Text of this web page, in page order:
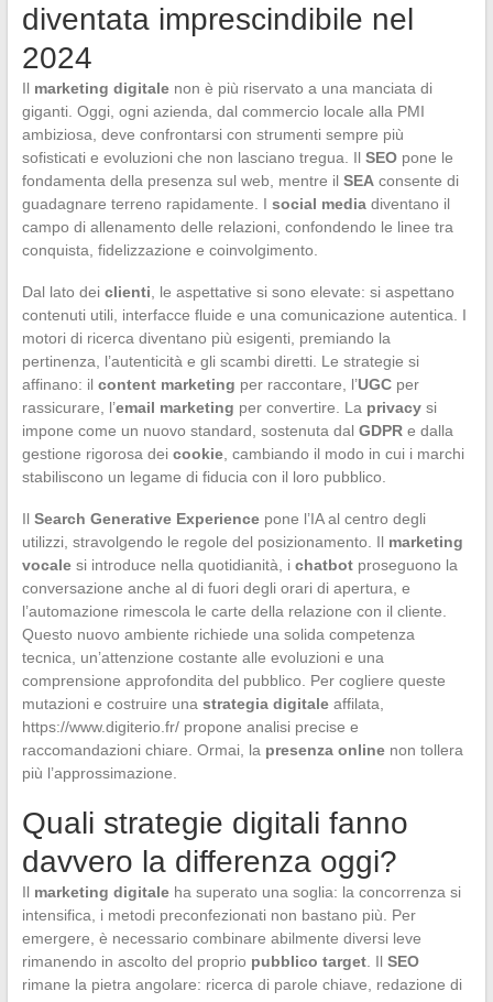
diventata imprescindibile nel
2024
Il marketing digitalenon è più riservato a una manciata di
giganti. Oggi, ogni azienda, dal commercio locale alla PMI
ambiziosa, deve confrontarsi con strumenti sempre più
sofisticati e evoluzioni che non lasciano tregua. Il SEOpone le
fondamenta della presenza sul web, mentre il SEAconsente di
guadagnare terreno rapidamente. I social mediadiventano il
campo di allenamento delle relazioni, confondendo le linee tra
conquista, fidelizzazione e coinvolgimento.
Dal lato dei clienti , le aspettative si sono elevate: si aspettano
contenuti utili, interfacce fluide e una comunicazione autentica. I
motori di ricerca diventano più esigenti, premiando la
pertinenza, l’autenticità e gli scambi diretti. Le strategie si
affinano: il content marketing per raccontare, l’UGCper
rassicurare, l’email marketing per convertire. La privacysi
impone come un nuovo standard, sostenuta dal GDPRe dalla
gestione rigorosa dei cookie, cambiando il modo in cui i marchi
stabiliscono un legame di fiducia con il loro pubblico.
Il Search Generative Experiencepone l’IA al centro degli
utilizzi, stravolgendo le regole del posizionamento. Il marketing
vocalesi introduce nella quotidianità, i chatbotproseguono la
conversazione anche al di fuori degli orari di apertura, e
l’automazione rimescola le carte della relazione con il cliente.
Questo nuovo ambiente richiede una solida competenza
tecnica, un’attenzione costante alle evoluzioni e una
comprensione approfondita del pubblico. Per cogliere queste
mutazioni e costruire una strategia digitaleaffilata,
https://www.digiterio.fr/ propone analisi precise e
raccomandazioni chiare. Ormai, la presenza onlinenon tollera
più l’approssimazione.
Quali strategie digitali fanno
davvero la differenza oggi?
Il marketing digitaleha superato una soglia: la concorrenza si
intensifica, i metodi preconfezionati non bastano più. Per
emergere, è necessario combinare abilmente diversi leve
rimanendo in ascolto del proprio pubblico target. Il SEO
rimane la pietra angolare: ricerca di parole chiave, redazione di